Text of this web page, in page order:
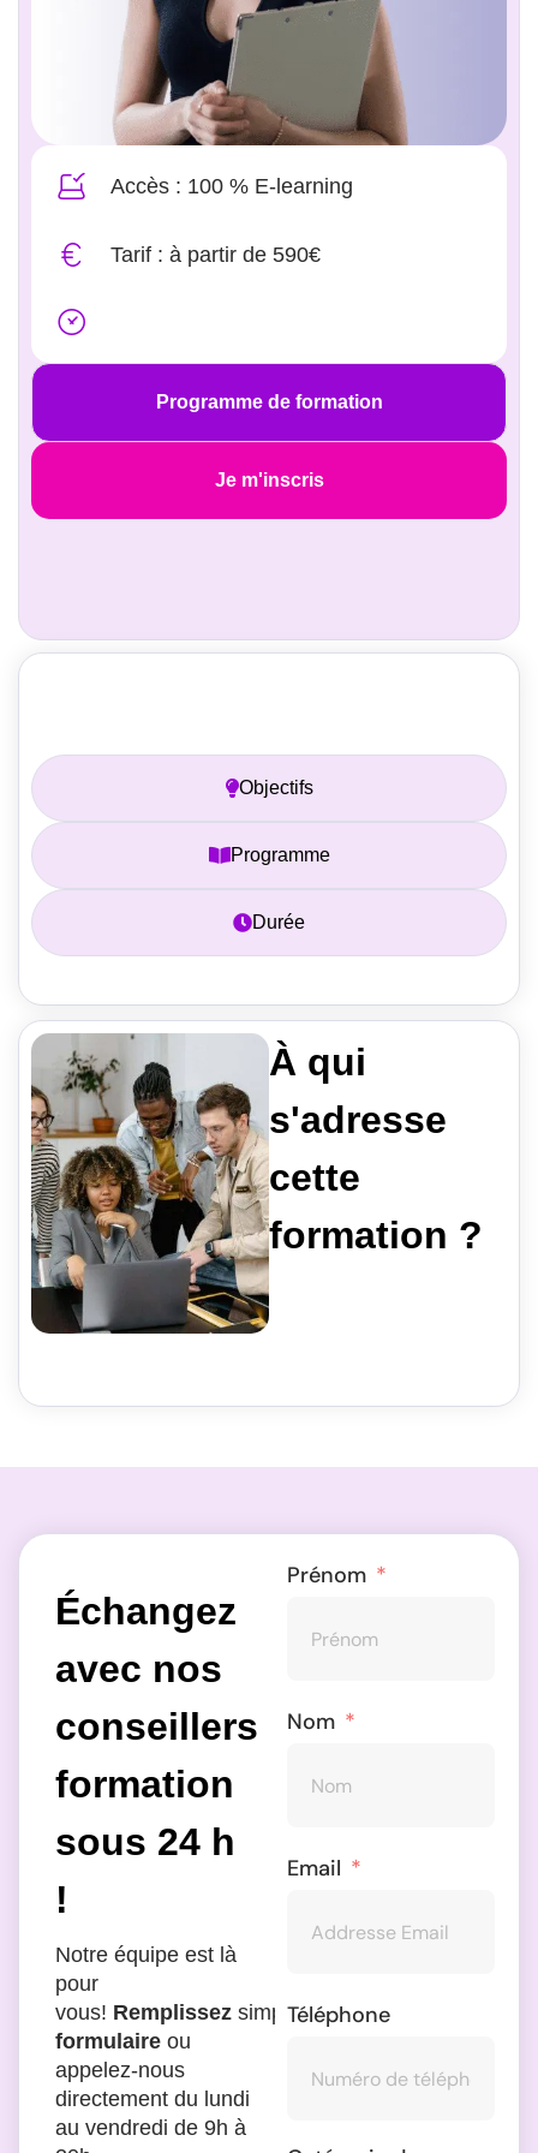
Accès : 100 % E-learning
Tarif : à partir de 590€
Programme de formation
Je m'inscris
Objectifs
Programme
Durée
À qui
s'adresse
cette
formation ?
Échangez
avec nos
conseillers
formation
sous 24 h
!
Notre équipe est là
pour
vous! Remplissez simplementle
formulaire ou
appelez-nous
directement du lundi
au vendredi de 9h à
Prénom
Nom
Email
Téléphone